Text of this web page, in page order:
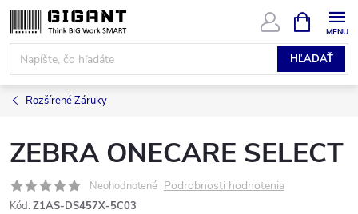
Prejsť
na
obsah
HĽADAŤ
KOŠÍK
Rozšírené Záruky
ZEBRA ONECARE SELECT
Neohodnotené Podrobnosti hodnotenia
Kód: Z1AS-DS457X-5C03